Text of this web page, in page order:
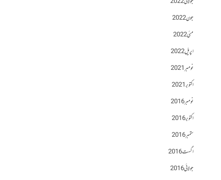
جون 2022
مئی 2022
اپریل 2022
نومبر 2021
اکتوبر 2021
نومبر 2016
اکتوبر 2016
ستمبر 2016
اگست 2016
جولائی 2016